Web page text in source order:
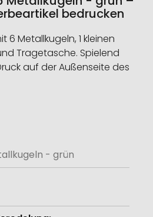
bedrucken
6 Metallkugeln, 1 kleinen
Tragetasche. Spielend
auf der Außenseite des
- grün